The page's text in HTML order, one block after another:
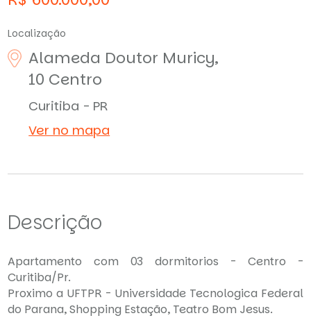
Localização
Alameda Doutor Muricy,
10 Centro
Curitiba - PR
Ver no mapa
Descrição
Apartamento com 03 dormitorios - Centro -
Curitiba/Pr.
Proximo a UFTPR - Universidade Tecnologica Federal
do Parana, Shopping Estação, Teatro Bom Jesus.